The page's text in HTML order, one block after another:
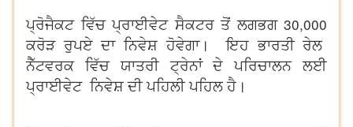
ਪ੍ਰੋਜੈਕਟ ਵਿੱਚ ਪ੍ਰਾਈਵੇਟ ਸੈਕਟਰ ਤੋਂ ਲਗਭਗ 30,000
ਕਰੋੜ ਰੁਪਏ ਦਾ ਨਿਵੇਸ਼ ਹੋਵੇਗਾ। ਇਹ ਭਾਰਤੀ ਰੇਲ
ਨੈੱਟਵਰਕ ਵਿੱਚ ਯਾਤਰੀ ਟ੍ਰੇਨਾਂ ਦੇ ਪਰਿਚਾਲਨ ਲਈ
ਪ੍ਰਾਈਵੇਟ ਨਿਵੇਸ਼ ਦੀ ਪਹਿਲੀ ਪਹਿਲ ਹੈ।